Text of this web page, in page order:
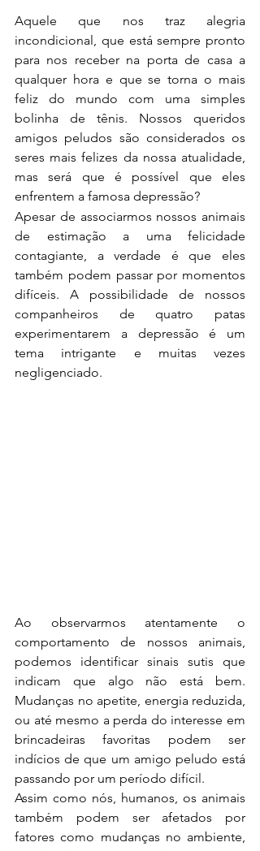
Aquele que nos traz alegria
incondicional, que está sempre pronto
para nos receber na porta de casa a
qualquer hora e que se torna o mais
feliz do mundo com uma simples
bolinha de tênis. Nossos queridos
amigos peludos são considerados os
seres mais felizes da nossa atualidade,
mas será que é possível que eles
enfrentem a famosa depressão?
Apesar de associarmos nossos animais
de estimação a uma felicidade
contagiante, a verdade é que eles
também podem passar por momentos
difíceis. A possibilidade de nossos
companheiros de quatro patas
experimentarem a depressão é um
tema intrigante e muitas vezes
negligenciado.
Ao observarmos atentamente o
comportamento de nossos animais,
podemos identificar sinais sutis que
indicam que algo não está bem.
Mudanças no apetite, energia reduzida,
ou até mesmo a perda do interesse em
brincadeiras favoritas podem ser
indícios de que um amigo peludo está
passando por um período difícil.
Assim como nós, humanos, os animais
também podem ser afetados por
fatores como mudanças no ambiente,